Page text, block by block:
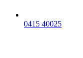
0415 40025